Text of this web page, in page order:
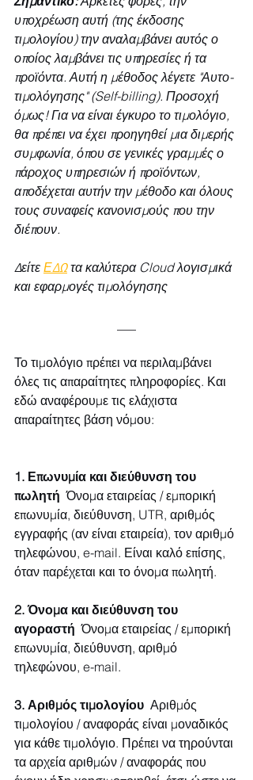
υποχρέωση αυτή (της έκδοσης
τιμολογίου) την αναλαμβάνει αυτός ο
οποίος λαμβάνει τις υπηρεσίες ή τα
προϊόντα. Αυτή η μέθοδος λέγετε "Αυτο-
τιμολόγησης" (Self-billing). Προσοχή
όμως! Για να είναι έγκυρο το τιμολόγιο,
θα πρέπει να έχει προηγηθεί μια διμερής
συμφωνία, όπου σε γενικές γραμμές ο
πάροχος υπηρεσιών ή προϊόντων,
αποδέχεται αυτήν την μέθοδο και όλους
τους συναφείς κανονισμούς που την
διέπουν.
Δείτε ΕΔΩ τα καλύτερα Cloud λογισμικά
και εφαρμογές τιμολόγησης
Το τιμολόγιο πρέπει να περιλαμβάνει
όλες τις απαραίτητες πληροφορίες. Και
εδώ αναφέρουμε τις ελάχιστα
απαραίτητες βάση νόμου:
1. Επωνυμία και διεύθυνση του
πωλητή
  Όνομα εταιρείας / εμπορική
επωνυμία, διεύθυνση, UTR, αριθμός
εγγραφής (αν είναι εταιρεία), τον αριθμό
τηλεφώνου, e-mail. Είναι καλό επίσης,
όταν παρέχεται και το όνομα πωλητή.
2. Όνομα και διεύθυνση του
αγοραστή
  Όνομα εταιρείας / εμπορική
επωνυμία, διεύθυνση, αριθμό
τηλεφώνου, e-mail.
3. Αριθμός τιμολογίου
  Αριθμός
τιμολογίου / αναφοράς είναι μοναδικός
για κάθε τιμολόγιο. Πρέπει να τηρούνται
τα αρχεία αριθμών / αναφοράς που